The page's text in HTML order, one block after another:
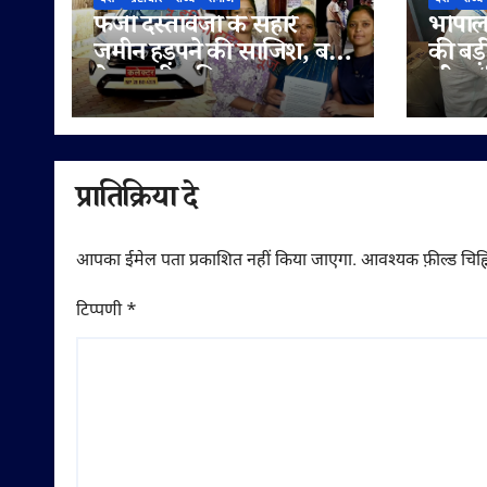
फर्जी दस्तावेजों के सहारे
जमीन हड़पने की साजिश, बहू
ने पटवारी सहित राजस्व
अधिकारियों पर लगाए
मिलीभगत के गंभीर आरोप
की
में
प्रातिक्रिया दे
आपका ईमेल पता प्रकाशित नहीं किया जाएगा. आवश्यक फ़ील्ड
टिप्पणी*